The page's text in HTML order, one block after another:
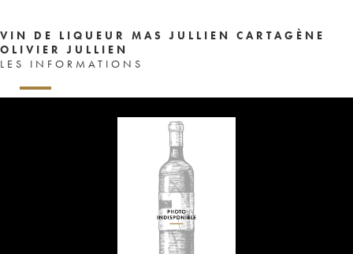
VIN DE LIQUEUR MAS JULLIEN CARTAGÈNE
OLIVIER JULLIEN
LES INFORMATIONS